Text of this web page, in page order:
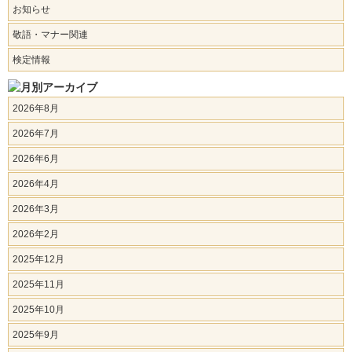
お知らせ
敬語・マナー関連
検定情報
2026年8月
2026年7月
2026年6月
2026年4月
2026年3月
2026年2月
2025年12月
2025年11月
2025年10月
2025年9月